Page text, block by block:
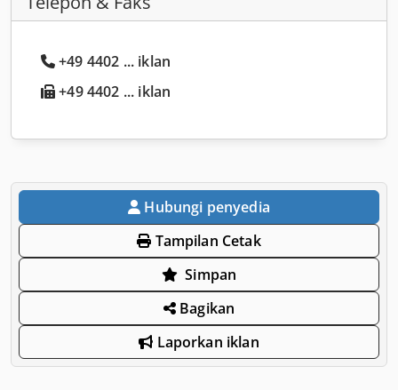
+49 4402 ... iklan
+49 4402 ... iklan
Hubungi penyedia
Tampilan Cetak
Simpan
Bagikan
Laporkan iklan